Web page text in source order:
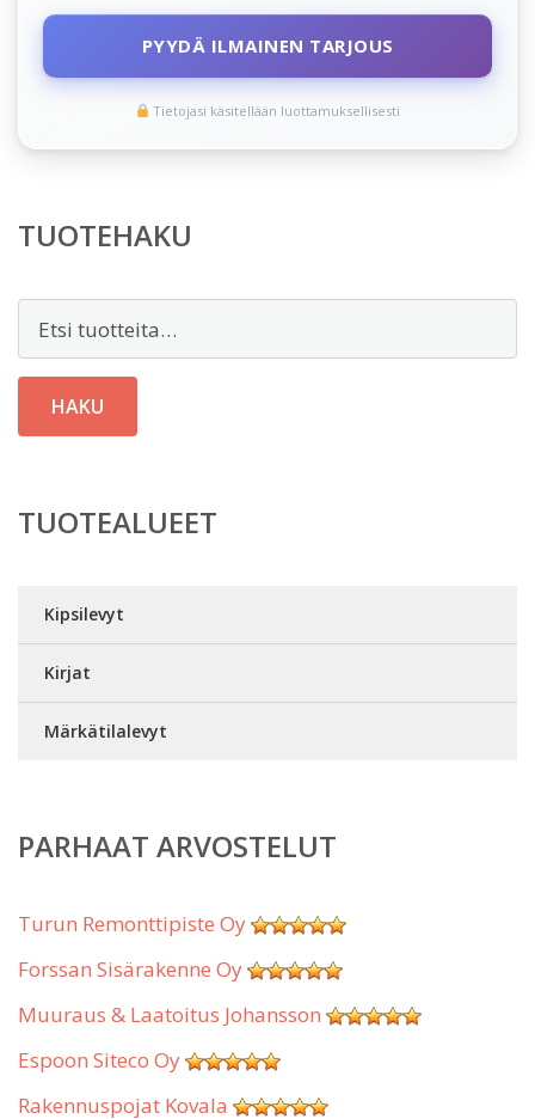
PYYDÄ ILMAINEN TARJOUS
Tietojasi käsitellään luottamuksellisesti
TUOTEHAKU
HAKU
TUOTEALUEET
Kipsilevyt
Kirjat
Märkätilalevyt
PARHAAT ARVOSTELUT
Turun Remonttipiste Oy
Forssan Sisärakenne Oy
Muuraus & Laatoitus Johansson
Espoon Siteco Oy
Rakennuspojat Kovala